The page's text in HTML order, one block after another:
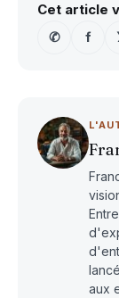
Cet article
✆
f
aux